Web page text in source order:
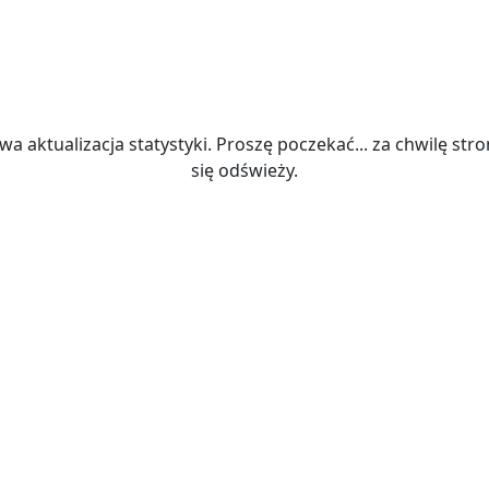
aktualizacja statystyki. Proszę poczekać... za chwilę
się odświeży.